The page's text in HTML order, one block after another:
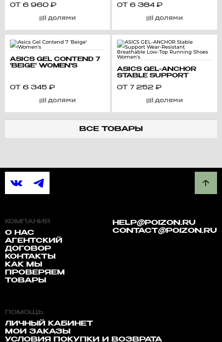
ОТ 6 960 ₽ ОТ 6 384 ₽
ASICS GEL CONTEND 7
'BEIGE' WOMEN'S
ОТ 6 345 ₽
ASICS GEL-ANCHOR
STABLE SUPPORT
BREATHABLE LOW-TOP
WOMEN'S
ОТ 7 252 ₽
ВСЕ ТОВАРЫ
КОМПАНИЯ
О НАС
АГЕНТСКИЙ
ДОГОВОР
КОНТАКТЫ
КАК МЫ
ПРОВЕРЯЕМ
ТОВАРЫ
HELP@POIZON.RU
CONTACT@POIZON.RU
ПОМОЩЬ
ЛИЧНЫЙ КАБИНЕТ
МОИ ЗАКАЗЫ
УСЛОВИЯ ПОКУПКИ И ВОЗВРАТА